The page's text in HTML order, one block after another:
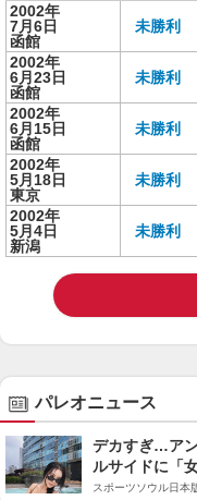
2002年
7月6日
函館
未勝利
2002年
6月23日
函館
未勝利
2002年
6月15日
函館
未勝利
2002年
5月18日
東京
未勝利
2002年
5月4日
新潟
未勝利
パレオニュース
デカすぎ…ア
ルサイドに「
スポーツソウル日